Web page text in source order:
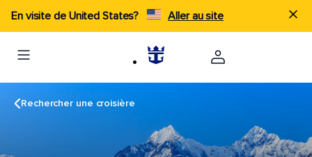
En visite de United States? Aller au site
Rechercher une croisière